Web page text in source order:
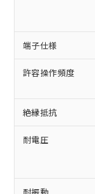
端子仕様
許容操作頻度
絶縁抵抗
耐電圧
耐振動
以下の
ご利用
対応予
非含有
定はあ
調査・
非含有
非該当
害物質
いたも
むを得
※1 中
「○」
基準値
「×」
基準値
「－」